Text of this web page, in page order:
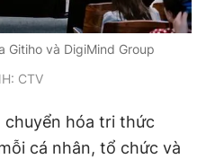
Gitiho và DigiMind Group
CTV
chuyển hóa tri thức
cá nhân, tổ chức và